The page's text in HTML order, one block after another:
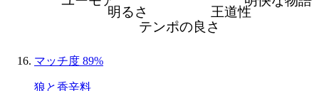
王道性
テンポの良さ
明るさ
マッチ度 89%
狼と香辛料